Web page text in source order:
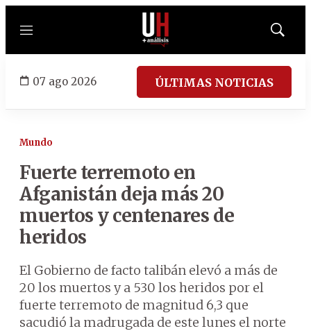
Menú
Mostrar
07 ago 2026 ÚLTIMAS NOTICIAS
Mundo
Fuerte terremoto en
Afganistán deja más 20
muertos y centenares de
heridos
El Gobierno de facto talibán elevó a más de
20 los muertos y a 530 los heridos por el
fuerte terremoto de magnitud 6,3 que
sacudió la madrugada de este lunes el norte